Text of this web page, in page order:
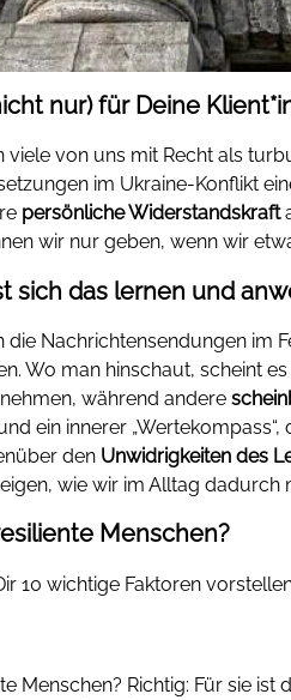
nur) für Deine
viele von uns mit Recht als
im Ukraine-Konflikt
persönliche Widerstandskraft
wir nur geben, wenn wir
sich das lernen und
die Nachrichtensendungen im
Wo man hinschaut, scheint
während andere
ein innerer
den Unwidrigkeiten des
wie wir im Alltag dadurch
Menschen?
10 wichtige Faktoren
Menschen? Richtig: Für sie